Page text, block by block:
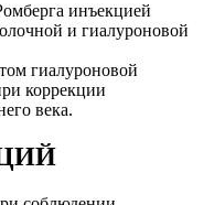
инъекцией
и гиалуроновой
гиалуроновой
коррекции
века.